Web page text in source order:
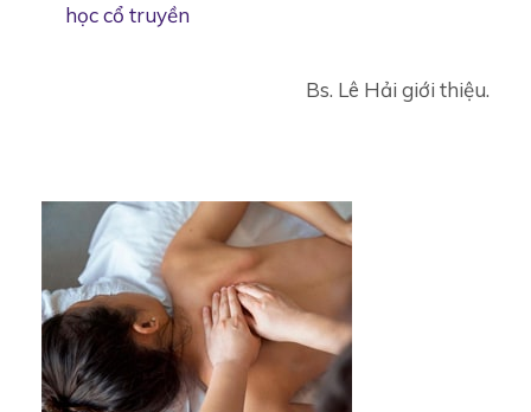
học cổ truyền
Bs. Lê Hải giới thiệu.